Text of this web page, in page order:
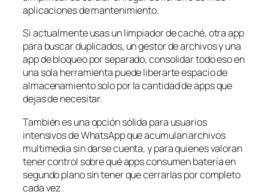
aplicaciones de mantenimiento.
Si actualmente usas un limpiador de caché, otra app
para buscar duplicados, un gestor de archivos y una
app de bloqueo por separado, consolidar todo eso en
una sola herramienta puede liberarte espacio de
almacenamiento solo por la cantidad de apps que
dejas de necesitar.
También es una opción sólida para usuarios
intensivos de WhatsApp que acumulan archivos
multimedia sin darse cuenta, y para quienes valoran
tener control sobre qué apps consumen batería en
segundo plano sin tener que cerrarlas por completo
cada vez.